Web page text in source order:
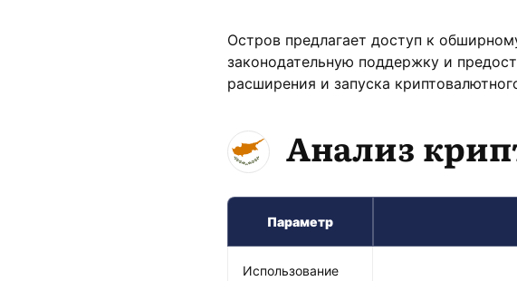
Остров предлагает доступ к
законодательную поддержку и
расширения и запуска
Анализ
Параметр
Использование